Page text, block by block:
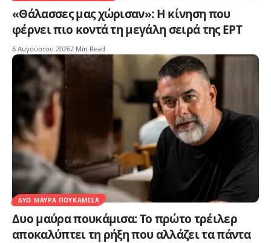
«Θάλασσες μας χώρισαν»: Η κίνηση που
φέρνει πιο κοντά τη μεγάλη σειρά της ΕΡΤ
6 Αυγούστου 20262 Min Read
ΔΥΟ ΜΑΎΡΑ ΠΟΥΚΆΜΙΣΑ
Δυο μαύρα πουκάμισα: Το πρώτο τρέιλερ
αποκαλύπτει τη ρήξη που αλλάζει τα πάντα